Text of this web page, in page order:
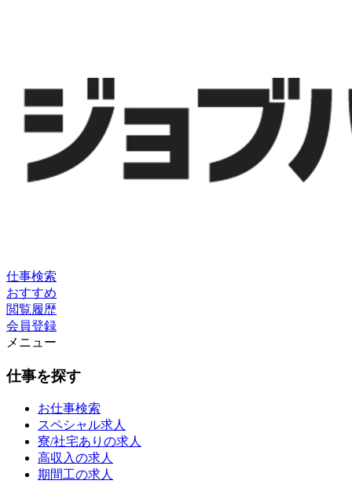
仕事検索
おすすめ
閲覧履歴
会員登録
メニュー
仕事を探す
お仕事検索
スペシャル求人
寮/社宅ありの求人
高収入の求人
期間工の求人